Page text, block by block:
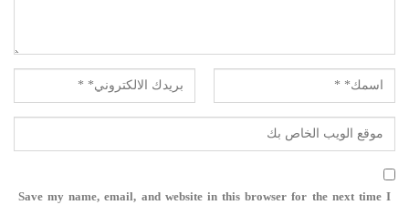
Save my name, email, and website in this browser for the next time I